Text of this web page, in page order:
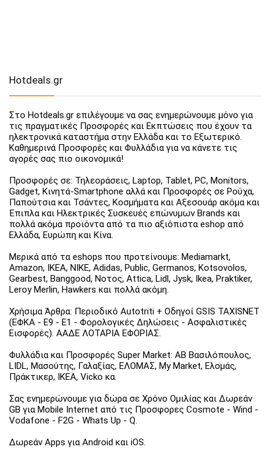
Hotdeals.gr
Στο Hotdeals.gr επιλέγουμε να σας ενημερώνουμε μόνο για
τις πραγματικές Προσφορές και Εκπτώσεις που έχουν τα
ηλεκτρονικά καταστήμα στην Ελλάδα και το Εξωτερικό.
Καθημερινά Προσφορές και Φυλλάδια για να κάνετε τις
αγορές σας πιο οικονομικά!
Προσφορές σε: Τηλεοράσεις, Laptop, Tablet, PC, Monitors,
Gadget, Κινητά-Smartphone αλλά και Προσφορές σε Ρούχα,
Παπούτσια και Τσάντες, Κοσμήματα και Αξεσουάρ ακόμα και
Έπιπλα και Ηλεκτρικές Συσκευές επώνυμων Brands και
πολλά ακόμα προϊόντα από τα πιο αξιόπιστα eshop από
Ελλάδα, Ευρώπη και Κίνα.
Μερικά από τα eshops που προτείνουμε: Mediamarkt,
Amazon, IKEA, NIKE, Adidas, Public, Germanos, Kotsovolos,
Gearbest, Banggood, Νοτος, Attica, Lidl, Jysk, Ikea, Praktiker,
Leroy Merlin, Hawkers και πολλά ακόμη.
Χρήσιμα Άρθρα: Περιοδικό Autotriti + Οδηγοί GSIS TAXISNET
(ΕΦΚΑ - Ε9 - Ε1 - Φορολογικές Δηλώσεις - Ασφαλιστικές
Εισφορές). ΑΑΔΕ ΛΟΤΑΡΙΑ ΕΦΟΡΙΑΣ.
Φυλλάδια και Προσφορές Super Market: ΑΒ Βασιλόπουλος,
LIDL, Μασούτης, Γαλαξίας, ΕΛΟΜΑΣ, My Market, Ελομάς,
Πράκτικερ, ΙΚΕΑ, Vicko κα.
Σας ενημερώνουμε για δώρα σε Χρόνο Ομιλίας και Δωρεάν
GB για Mobile Internet από τις Προσφορες Cosmote - Wind -
Vodafone - F2G - Whats Up - Q.
Δωρεάν Apps για Android και iOS.